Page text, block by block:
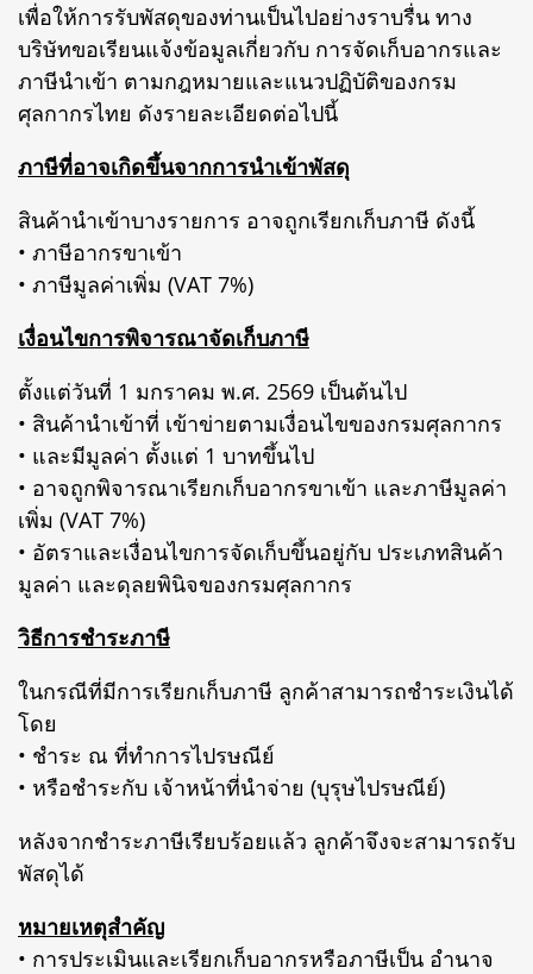
เพื่อให้การรับพัสดุของท่านเป็นไปอย่างราบรื่น ทาง
บริษัทขอเรียนแจ้งข้อมูลเกี่ยวกับ การจัดเก็บอากรและ
ภาษีนำเข้า ตามกฎหมายและแนวปฏิบัติของกรม
ศุลกากรไทย ดังรายละเอียดต่อไปนี้
ภาษีที่อาจเกิดขึ้นจากการนำเข้าพัสดุ
สินค้านำเข้าบางรายการ อาจถูกเรียกเก็บภาษี ดังนี้
• ภาษีอากรขาเข้า
• ภาษีมูลค่าเพิ่ม (VAT 7%)
เงื่อนไขการพิจารณาจัดเก็บภาษี
ตั้งแต่วันที่ 1 มกราคม พ.ศ. 2569 เป็นต้นไป
• สินค้านำเข้าที่ เข้าข่ายตามเงื่อนไขของกรมศุลกากร
• และมีมูลค่า ตั้งแต่ 1 บาทขึ้นไป
• อาจถูกพิจารณาเรียกเก็บอากรขาเข้า และภาษีมูลค่า
เพิ่ม (VAT 7%)
• อัตราและเงื่อนไขการจัดเก็บขึ้นอยู่กับ ประเภทสินค้า
มูลค่า และดุลยพินิจของกรมศุลกากร
วิธีการชำระภาษี
ในกรณีที่มีการเรียกเก็บภาษี ลูกค้าสามารถชำระเงินได้
โดย
• ชำระ ณ ที่ทำการไปรษณีย์
• หรือชำระกับ เจ้าหน้าที่นำจ่าย (บุรุษไปรษณีย์)
หลังจากชำระภาษีเรียบร้อยแล้ว ลูกค้าจึงจะสามารถรับ
พัสดุได้
หมายเหตุสำคัญ
• การประเมินและเรียกเก็บอากรหรือภาษีเป็น อำนาจ